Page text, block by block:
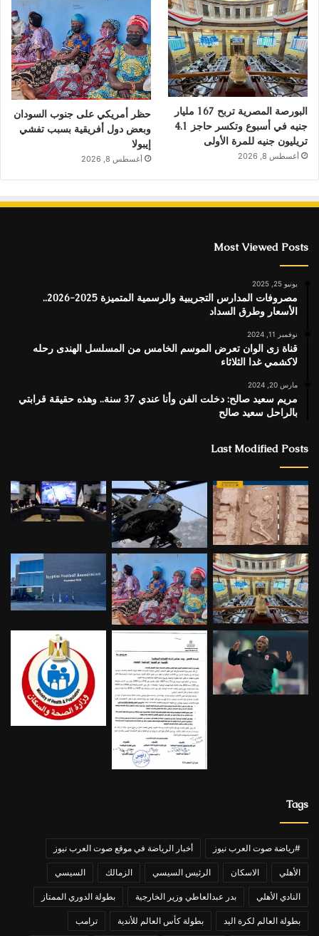
البورصة المصرية تربح 167 مليار
جنيه في أسبوع وتكسر حاجز 4.1
تريليون جنيه للمرة الأولى
أغسطس 8, 2026
حظر أمريكي على جنوب السودان
وبعض دول أفريقية بسبب تفشي
إيبولا
أغسطس 8, 2026
Most Viewed Posts
يونيو 25, 2025
مصروفات المدارس التجريبية والرسمية المتميزة 2025-2026..
الأسعار وطرق السداد
نوفمبر 11, 2024
قناة زى الوان تعرض الموسم الخامس من المسلسل الهندى رحله
لاكشمي غدا الثلاثاء
مارس 20, 2024
مريم سعيد صالح: دخلت الفن وأنا عندي 37 سنة.. وهذه حقيقة قرابتي
بالراحل سعيد صالح
Last Modified Posts
Tags
#رياضة صوت العرب نيوز أخبار الرياضة في موقع صوت العرب نيوز
الأهلي الاسكان الرئيس السيسي الزمالك السيسي
النادي الأهلي بدر عبدالعاطي وزير الخارجية بطولة الدوري الممتاز
بطولة العالم لكرة اليد بطولة كأس العالم للأندية ترامب